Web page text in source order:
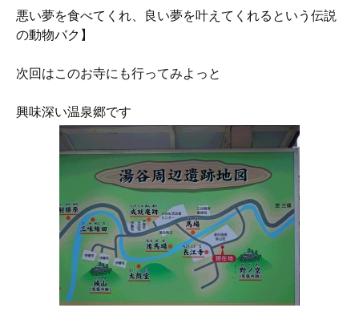
悪い夢を食べてくれ、良い夢を叶えてくれるという伝説
の動物バク】
次回はこのお寺にも行ってみよっと
興味深い温泉郷です